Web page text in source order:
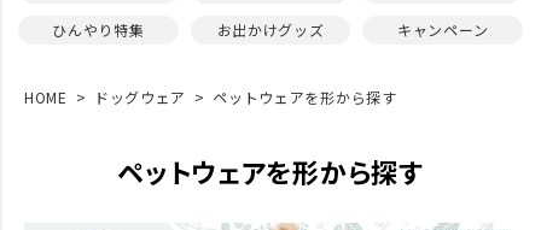
ひんやり特集
お出かけグッズ キャンペーン
HOME ドッグウェア ペットウェアを形から探す
ペットウェアを形から探す